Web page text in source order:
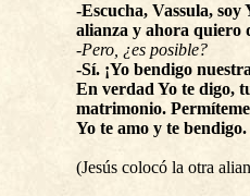
-Escucha, Vassula, soy
alianza y ahora quiero
-Pero, ¿es posible?
-Sí. ¡Yo bendigo
En verdad Yo te digo,
matrimonio.
Yo te amo y te bendigo.
(Jesús colocó la otra